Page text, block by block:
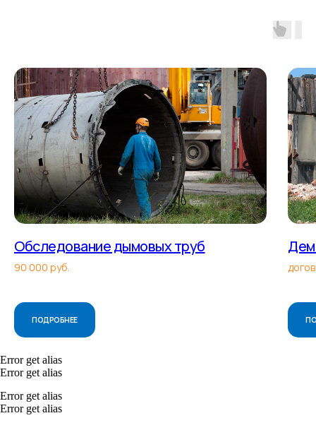
Обследование дымовых труб
90 000 руб.
ПОДРОБНЕЕ
Error get alias
Error get alias
Error get alias
Error get alias